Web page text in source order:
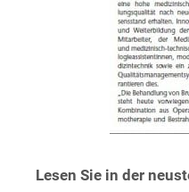
Lesen Sie in der